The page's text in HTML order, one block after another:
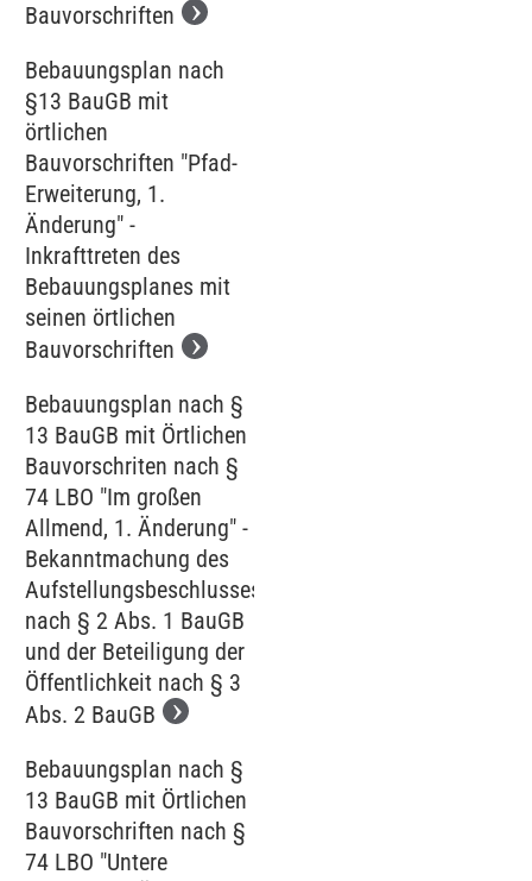
Bauvorschriften
Bebauungsplan nach
§13 BauGB mit
örtlichen
Bauvorschriften "Pfad-
Erweiterung, 1.
Änderung" -
Inkrafttreten des
Bebauungsplanes mit
seinen örtlichen
Bauvorschriften
Bebauungsplan nach §
13 BauGB mit Örtlichen
Bauvorschriten nach §
74 LBO "Im großen
Allmend, 1. Änderung" -
Bekanntmachung des
Aufstellungsbeschlusses
nach § 2 Abs. 1 BauGB
und der Beteiligung der
Öffentlichkeit nach § 3
Abs. 2 BauGB
Bebauungsplan nach §
13 BauGB mit Örtlichen
Bauvorschriften nach §
74 LBO "Untere